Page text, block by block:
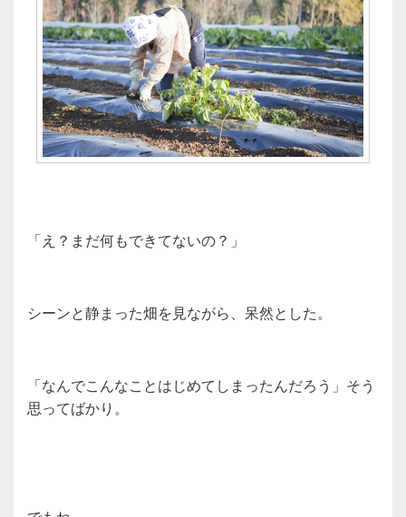
「え？まだ何もできてないの？」
シーンと静まった畑を見ながら、呆然とした。
「なんでこんなことはじめてしまったんだろう」そう
思ってばかり。